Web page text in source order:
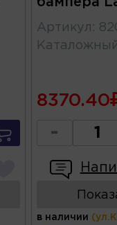
Артикул :
8370.40
-
в наличии